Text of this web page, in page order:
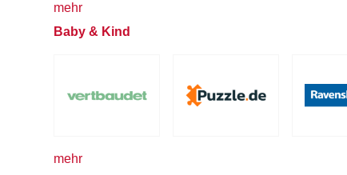
mehr
Baby & Kind
mehr